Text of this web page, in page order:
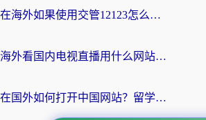
在海外如果使用交管12123怎么处理？留学生亲测有效的回国加速方案
海外看国内电视直播用什么网站比较好？一篇解决你所有追剧难题的实用指南
在国外如何打开中国网站？留学生与海外华人的无缝访问指南